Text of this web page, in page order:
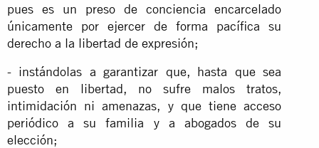
pues es un preso de conciencia encarcelado
únicamente por ejercer de forma pacífica su
derecho a la libertad de expresión;
- instándolas a garantizar que, hasta que sea
puesto en libertad, no sufre malos tratos,
intimidación ni amenazas, y que tiene acceso
periódico a su familia y a abogados de su
elección;